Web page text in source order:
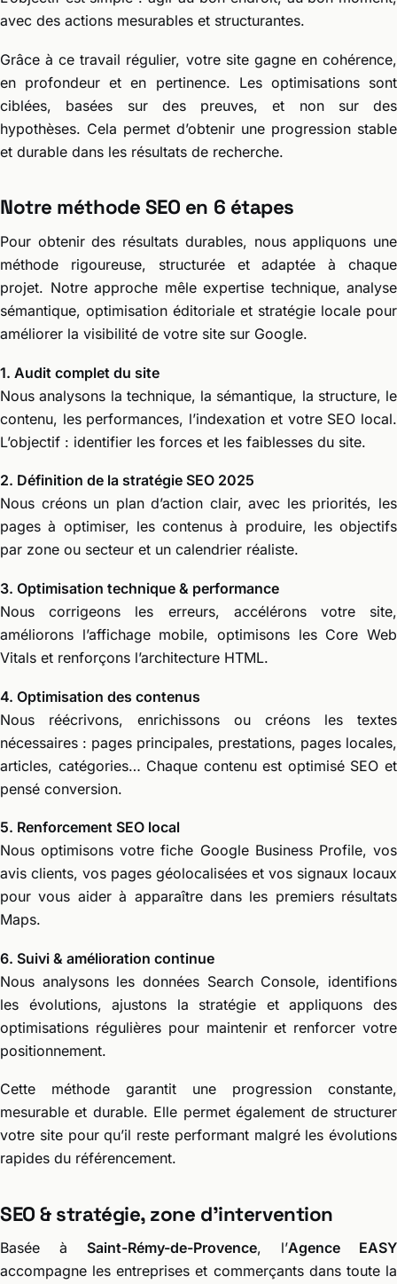
avec des actions mesurables et structurantes.
Grâce à ce travail régulier, votre site gagne en cohérence,
en profondeur et en pertinence. Les optimisations sont
ciblées, basées sur des preuves, et non sur des
hypothèses. Cela permet d’obtenir une progression stable
et durable dans les résultats de recherche.
Notre méthode SEO en 6 étapes
Pour obtenir des résultats durables, nous appliquons une
méthode rigoureuse, structurée et adaptée à chaque
projet. Notre approche mêle expertise technique, analyse
sémantique, optimisation éditoriale et stratégie locale pour
améliorer la visibilité de votre site sur Google.
1. Audit complet du site
Nous analysons la technique, la sémantique, la structure, le
contenu, les performances, l’indexation et votre SEO local.
L’objectif : identifier les forces et les faiblesses du site.
2. Définition de la stratégie SEO 2025
Nous créons un plan d’action clair, avec les priorités, les
pages à optimiser, les contenus à produire, les objectifs
par zone ou secteur et un calendrier réaliste.
3. Optimisation technique & performance
Nous corrigeons les erreurs, accélérons votre site,
améliorons l’affichage mobile, optimisons les Core Web
Vitals et renforçons l’architecture HTML.
4. Optimisation des contenus
Nous réécrivons, enrichissons ou créons les textes
nécessaires : pages principales, prestations, pages locales,
articles, catégories… Chaque contenu est optimisé SEO et
pensé conversion.
5. Renforcement SEO local
Nous optimisons votre fiche Google Business Profile, vos
avis clients, vos pages géolocalisées et vos signaux locaux
pour vous aider à apparaître dans les premiers résultats
Maps.
6. Suivi & amélioration continue
Nous analysons les données Search Console, identifions
les évolutions, ajustons la stratégie et appliquons des
optimisations régulières pour maintenir et renforcer votre
positionnement.
Cette méthode garantit une progression constante,
mesurable et durable. Elle permet également de structurer
votre site pour qu’il reste performant malgré les évolutions
rapides du référencement.
SEO & stratégie, zone d’intervention
Basée à Saint-Rémy-de-Provence, l’Agence EASY
accompagne les entreprises et commerçants dans toute la